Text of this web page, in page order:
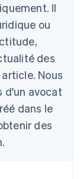
Il
ou
des
Nous
d'un avocat
dans le
des